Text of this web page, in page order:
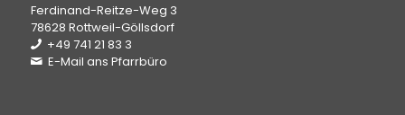
Ferdinand-Reitze-Weg 3
78628 Rottweil-Göllsdorf
+49 741 21 83 3
E-Mail ans Pfarrbüro